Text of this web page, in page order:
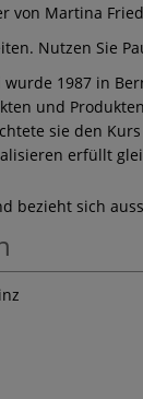
von Martina
Nutzen Sie
wurde 1987 in
und
sie den
erfüllt
bezieht sich